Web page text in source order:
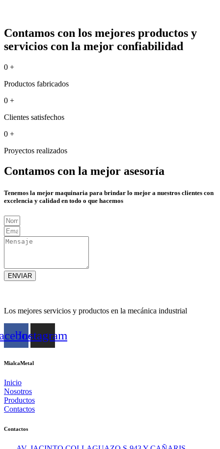
Contamos con los mejores productos y
servicios con la mejor confiabilidad
0 +
Productos fabricados
0 +
Clientes satisfechos
0 +
Proyectos realizados
Contamos con la mejor asesoría
Tenemos la mejor maquinaria para brindar lo mejor a nuestros clientes con
excelencia y calidad en todo o que hacemos
ENVIAR
Los mejores servicios y productos en la mecánica industrial
Instagram
MialcaMetal
Inicio
Nosotros
Productos
Contactos
Contactos